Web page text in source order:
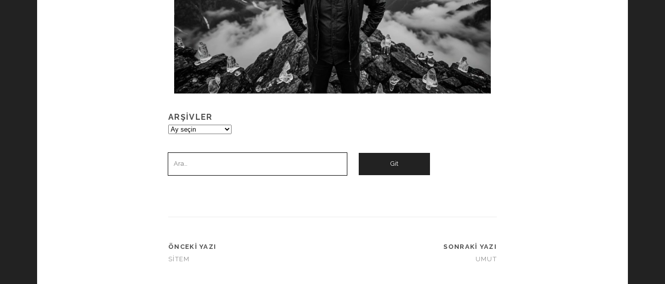
ARŞIVLER
Arşivler
ÖNCEKI YAZI
SİTEM
SONRAKI YAZI
UMUT